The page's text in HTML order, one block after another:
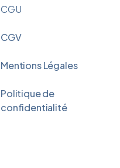
CGU
CGV
Mentions Légales
Politique de
confidentialité